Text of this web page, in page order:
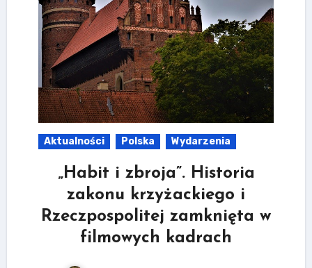
Aktualności Polska Wydarzenia
„Habit i zbroja”. Historia
zakonu krzyżackiego i
Rzeczpospolitej zamknięta w
filmowych kadrach